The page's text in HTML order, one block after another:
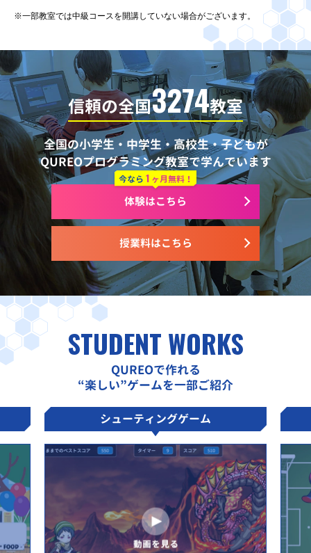
※一部教室では中級コースを開講していない場合がございます。
信頼の全国3274教室
全国の小学生・中学生・高校生・子どもが
QUREOプログラミング教室で学んでいます
授業料はこちら
今なら 1 ヶ月無料！
体験はこちら
STUDENT WORKS
QUREOで作れる
“楽しい”ゲームを一部ご紹介
シューティングゲーム